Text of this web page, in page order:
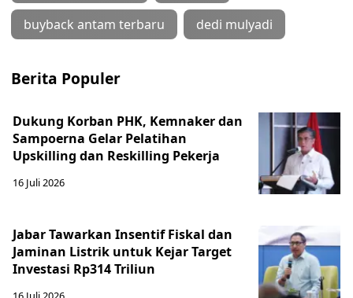
buyback antam terbaru dedi mulyadi
Berita Populer
Dukung Korban PHK, Kemnaker dan
Sampoerna Gelar Pelatihan
Upskilling dan Reskilling Pekerja
16 Juli 2026
Jabar Tawarkan Insentif Fiskal dan
Jaminan Listrik untuk Kejar Target
Investasi Rp314 Triliun